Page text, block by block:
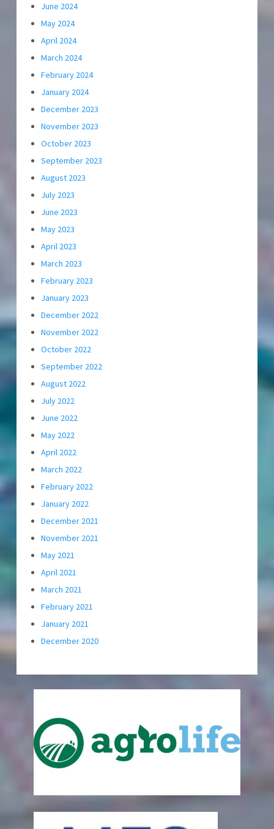
June 2024
May 2024
April 2024
March 2024
February 2024
January 2024
December 2023
November 2023
October 2023
September 2023
August 2023
July 2023
June 2023
May 2023
April 2023
March 2023
February 2023
January 2023
December 2022
November 2022
October 2022
September 2022
August 2022
July 2022
June 2022
May 2022
April 2022
March 2022
February 2022
January 2022
December 2021
November 2021
May 2021
April 2021
March 2021
February 2021
January 2021
December 2020